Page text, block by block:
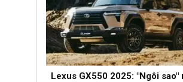
Lexus GX550 2025: "Ngôi sao"